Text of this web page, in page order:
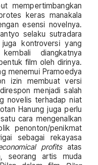
mempertimbangkan
keras manakala
esensi novelnya.
selaku sutradara
kontroversi yang
diangkatnya
film oleh dirinya.
menemui Pramoedya
izin membuat versi
menjadi salah
novelis terhadap niat
Hanung juga perlu
cara mengenalkan
penonton/penikmat
sebagai rekayasa
profits atas
seorang artis muda